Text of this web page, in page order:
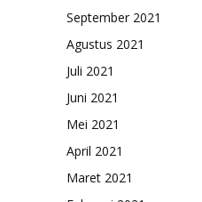
September 2021
Agustus 2021
Juli 2021
Juni 2021
Mei 2021
April 2021
Maret 2021